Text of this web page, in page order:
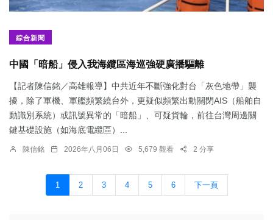
綜合新聞
中國「暗船」侵入我海纜區海巡強硬廣播驅離
【記者陳信銘／高雄報導】中共近年不斷強化對台「灰色地帶」襲
擾，除了軍機、軍艦頻繁繞台外，更疑似頻繁出動關閉AIS（船舶自
動識別系統）或訊號異常的「暗船」、可疑貨輪，前往台灣周邊關
鍵基礎設施（如海底電纜區）...
陳信銘 2026年八月06日 5,679 觀看 2 分享
1 2 3 4 5 6 下一頁